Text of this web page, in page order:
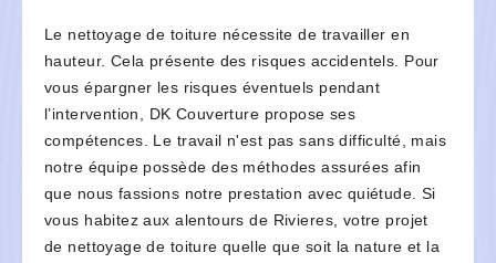
Le nettoyage de toiture nécessite de travailler en
hauteur. Cela présente des risques accidentels. Pour
vous épargner les risques éventuels pendant
l’intervention, DK Couverture propose ses
compétences. Le travail n'est pas sans difficulté, mais
notre équipe possède des méthodes assurées afin
que nous fassions notre prestation avec quiétude. Si
vous habitez aux alentours de Rivieres, votre projet
de nettoyage de toiture quelle que soit la nature et la